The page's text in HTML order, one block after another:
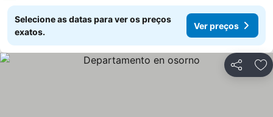
Selecione as datas para ver os preços
exatos.
Ver preços
Partilhar